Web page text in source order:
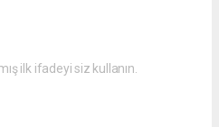
ilk ifadeyi siz kullanın.